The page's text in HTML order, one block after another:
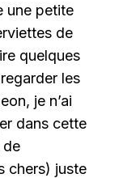
une petite
de
quelques
les
je n’ai
dans cette
de
chers) juste